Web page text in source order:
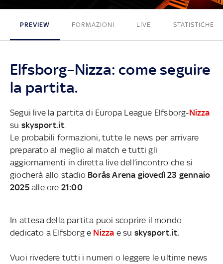
PREVIEW FORMAZIONI LIVE STATISTICHE
Elfsborg–Nizza: come seguire
la partita.
Segui live la partita di Europa League Elfsborg-Nizza
su skysport.it.
Le probabili formazioni, tutte le news per arrivare
preparato al meglio al match e tutti gli
aggiornamenti in diretta live dell’incontro che si
giocherà allo stadio Borås Arena giovedì 23 gennaio
2025alle ore 21:00.
In attesa della partita puoi scoprire il mondo
dedicato a Elfsborg e Nizza e su skysport.it.
Vuoi rivedere tutti i numeri o leggere le ultime news